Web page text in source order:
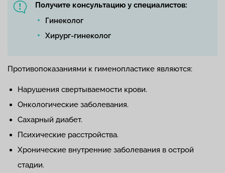
Получите консультацию у специалистов:
Гинеколог
Хирург-гинеколог
Противопоказаниями к гименопластике являются:
Нарушения свертываемости крови.
Онкологические заболевания.
Сахарный диабет.
Психические расстройства.
Хронические внутренние заболевания в острой
стадии.